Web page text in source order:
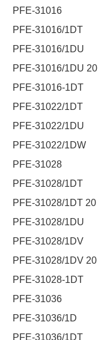
PFE-31016
PFE-31016/1DT
PFE-31016/1DU
PFE-31016/1DU 20
PFE-31016-1DT
PFE-31022/1DT
PFE-31022/1DU
PFE-31022/1DW
PFE-31028
PFE-31028/1DT
PFE-31028/1DT 20
PFE-31028/1DU
PFE-31028/1DV
PFE-31028/1DV 20
PFE-31028-1DT
PFE-31036
PFE-31036/1D
PFE-31036/1DT